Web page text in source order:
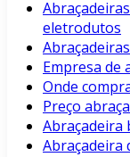
eletrodutos
Empresa de
Onde
Preço
Abraçadeira
Abraçadeira